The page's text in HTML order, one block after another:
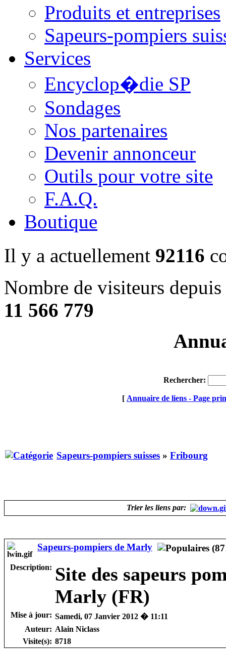
Produits et entreprises
Sapeurs-pompiers
Services
Encyclop�die SP
Sondages
Nos partenaires
Devenir annonceur
Outils pour votre site
F.A.Q.
Boutique
Il y a actuellement 92116
Nombre de visiteurs
11 566 779
Rechercher:
[ Annuaire de liens - Page
Sapeurs-pompiers suisses » Fribourg
Trier les liens par:
Sapeurs-pompiers de Marly
Description: Site des sapeurs
Marly (FR)
Mise à jour: Samedi, 07 Janvier 2012 � 11:11
Auteur: Alain Niclass
Visite(s): 8718